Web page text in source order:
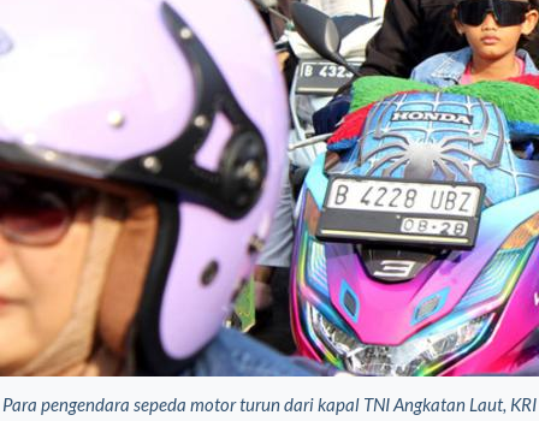
Para pengendara sepeda motor turun dari kapal TNI Angkatan Laut, KRI